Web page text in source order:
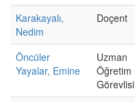
Karakayalı,
Nedim
Doçent
Öncüler
Yayalar, Emine
Uzman
Öğretim
Görevlisi